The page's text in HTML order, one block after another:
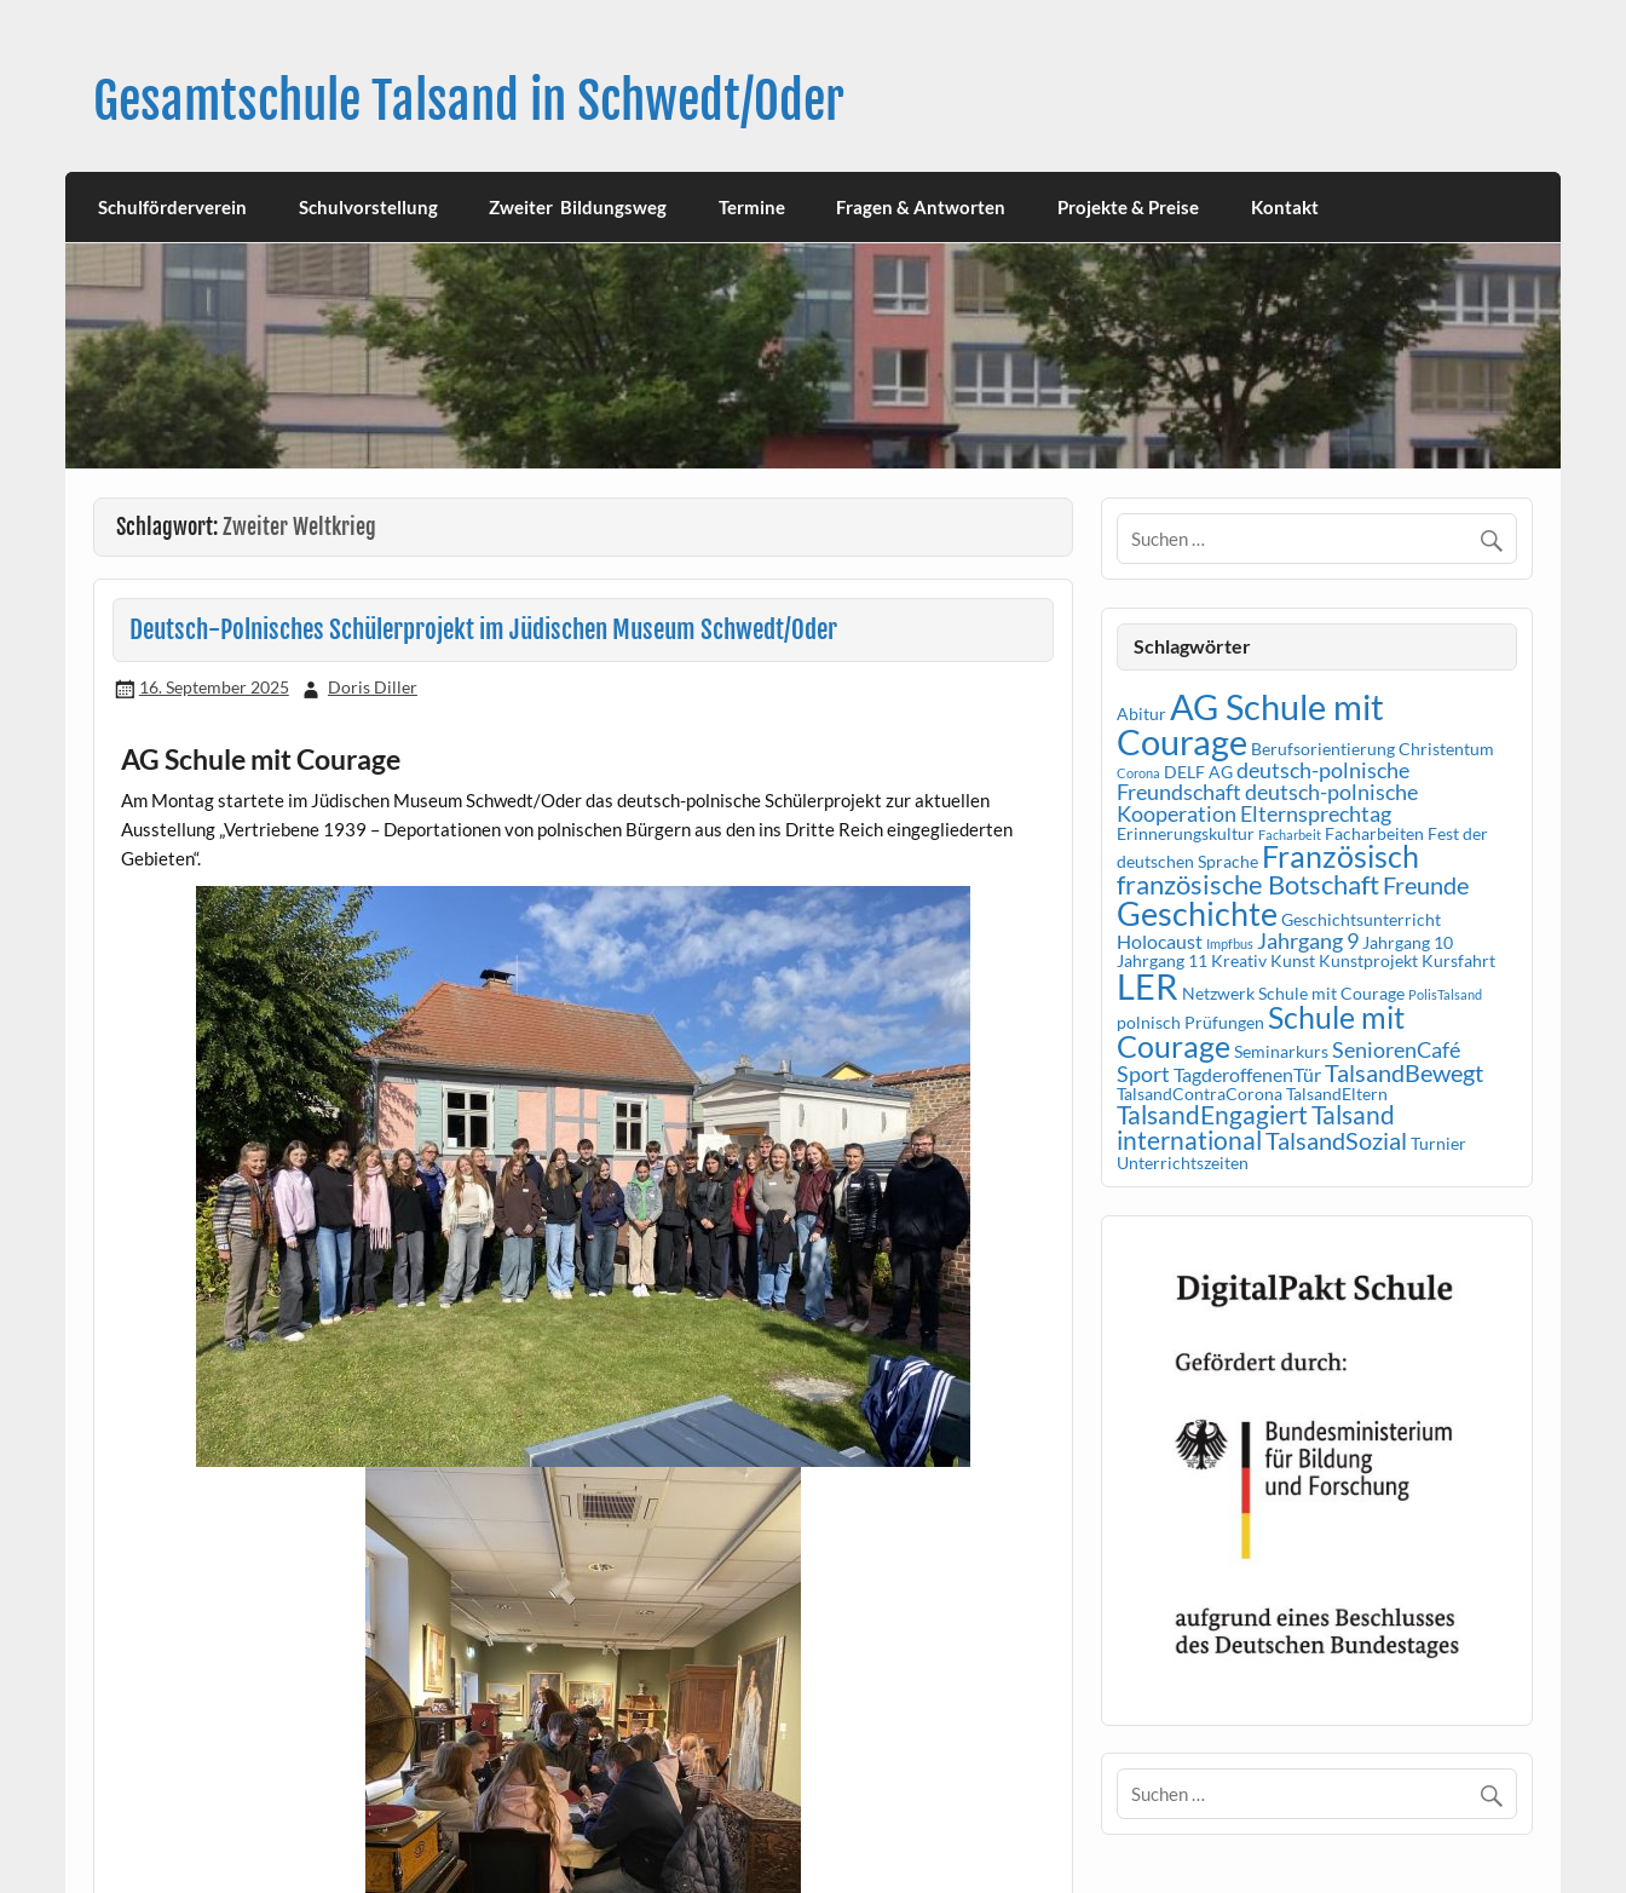
Gesamtschule Talsand in Schwedt/Oder
Schulförderverein Schulvorstellung Zweiter Bildungsweg Termine Fragen & Antworten Projekte & Preise Kontakt
Schlagwort:Zweiter Weltkrieg
Deutsch-Polnisches Schülerprojekt im Jüdischen Museum Schwedt/Oder
16. September 2025 Doris Diller
AG Schule mit Courage
Am Montag startete im Jüdischen Museum Schwedt/Oder das deutsch-polnische Schülerprojekt zur aktuellen
Ausstellung „Vertriebene 1939 – Deportationen von polnischen Bürgern aus den ins Dritte Reich eingegliederten
Gebieten“.
Schlagwörter
AbiturAG Schule mit
Courage BerufsorientierungChristentum
Corona DELF AGdeutsch-polnische
Freundschaftdeutsch-polnische
Kooperation Elternsprechtag
Erinnerungskultur Facharbeit Facharbeiten Fest der
deutschen Sprache Französisch
französische BotschaftFreunde
Geschichte Geschichtsunterricht
Holocaust Impfbus Jahrgang 9 Jahrgang 10
Jahrgang 11 Kreativ Kunst Kunstprojekt Kursfahrt
LER Netzwerk Schule mit Courage PolisTalsand
polnisch Prüfungen Schule mit
Courage SeminarkursSeniorenCafé
Sport TagderoffenenTürTalsandBewegt
TalsandContraCoronaTalsandEltern
TalsandEngagiertTalsand
internationalTalsandSozial Turnier
Unterrichtszeiten